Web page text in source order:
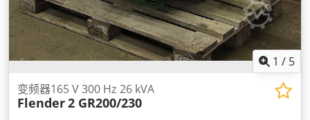
1 / 5
变频器165 V 300 Hz 26 kVA
Flender2 GR200/230